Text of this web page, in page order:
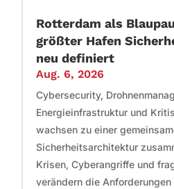
Rotterdam als
größter Hafen
neu definiert
Aug. 6, 2026
Cybersecurity,
Energieinfrastruktur und
wachsen zu einer
Sicherheitsarchitektur
Krisen, Cyberangriffe und
verändern die Anforderungen